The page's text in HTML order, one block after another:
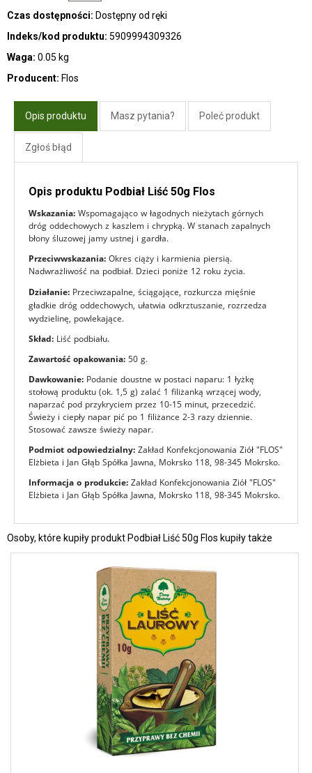
Czas dostępności: Dostępny od ręki
Indeks/kod produktu: 5909994309326
Waga: 0.05 kg
Producent: Flos
Opis produktu Masz pytania? Poleć produkt
Zgłoś błąd
Opis produktu Podbiał Liść 50g Flos
Wskazania: Wspomagająco w łagodnych nieżytach górnych
dróg oddechowych z kaszlem i chrypką. W stanach zapalnych
błony śluzowej jamy ustnej i gardła.
Przeciwwskazania: Okres ciąży i karmienia piersią.
Nadwrażliwość na podbiał. Dzieci poniże 12 roku życia.
Działanie: Przeciwzapalne, ściągające, rozkurcza mięśnie
gładkie dróg oddechowych, ułatwia odkrztuszanie, rozrzedza
wydzielinę, powlekające.
Skład: Liść podbiału.
Zawartość opakowania: 50 g.
Dawkowanie: Podanie doustne w postaci naparu: 1 łyżkę
stołową produktu (ok. 1,5 g) zalać 1 filiżanką wrzącej wody,
naparzać pod przykryciem przez 10-15 minut, przecedzić.
Świeży i ciepły napar pić po 1 filiżance 2-3 razy dziennie.
Stosować zawsze świeży napar.
Podmiot odpowiedzialny: Zakład Konfekcjonowania Ziół "FLOS"
Elżbieta i Jan Głąb Spółka Jawna, Mokrsko 118, 98-345 Mokrsko.
Informacja o produkcie: Zakład Konfekcjonowania Ziół "FLOS"
Elżbieta i Jan Głąb Spółka Jawna, Mokrsko 118, 98-345 Mokrsko.
Osoby, które kupiły produkt Podbiał Liść 50g Flos kupiły także